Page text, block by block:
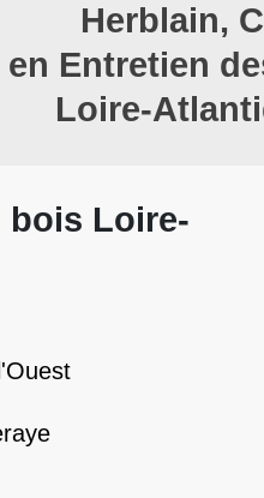
Herblain,
en Entretien
Loire-
bois Loire-